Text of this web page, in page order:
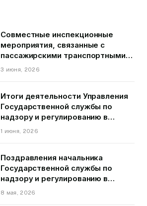
Совместные инспекционные
мероприятия, связанные с
пассажирскими транспортными
средствами на территории
3 июня, 2026
Итоги деятельности Управления
Государственной службы по
надзору и регулированию в
области транспорта ГБАО в
1 июня, 2026
Поздравления начальника
Государственной службы по
надзору и регулированию в
области транспорта Курбонзода
8 мая, 2026